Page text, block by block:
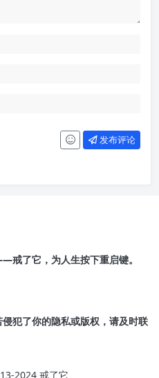
发布评论
戒了它，为人生按下重启键。
犯了你的隐私或版权，请及时联
2024 戒了它